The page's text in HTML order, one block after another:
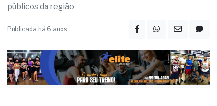
públicos da região
Publicada há 6 anos